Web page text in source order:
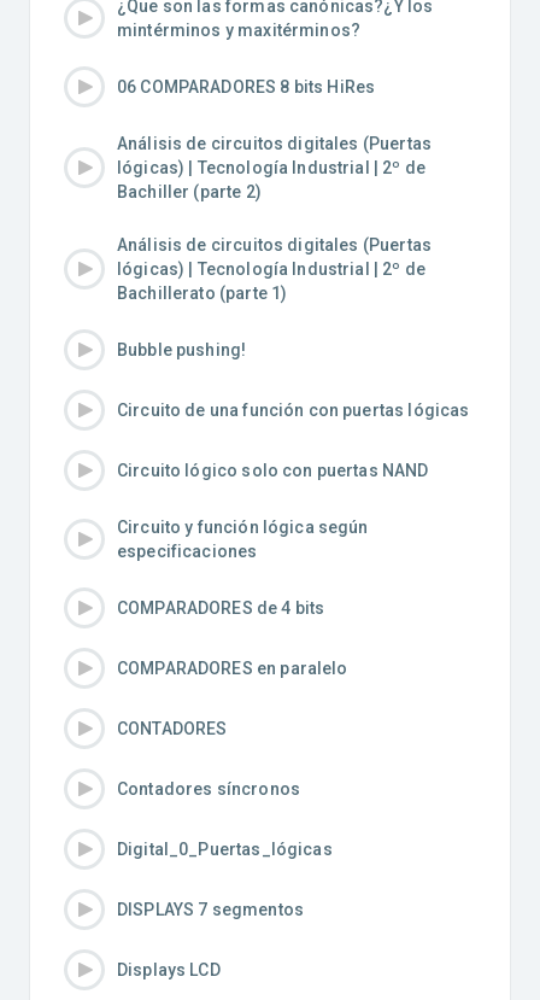
¿Que son las formas canónicas?¿Y los
mintérminos y maxitérminos?
06 COMPARADORES 8 bits HiRes
Análisis de circuitos digitales (Puertas
lógicas) | Tecnología Industrial | 2º de
Bachiller (parte 2)
Análisis de circuitos digitales (Puertas
lógicas) | Tecnología Industrial | 2º de
Bachillerato (parte 1)
Bubble pushing!
Circuito de una función con puertas lógicas
Circuito lógico solo con puertas NAND
Circuito y función lógica según
especificaciones
COMPARADORES de 4 bits
COMPARADORES en paralelo
CONTADORES
Contadores síncronos
Digital_0_Puertas_lógicas
DISPLAYS 7 segmentos
Displays LCD